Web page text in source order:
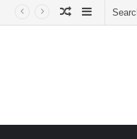
Sidebar
Random